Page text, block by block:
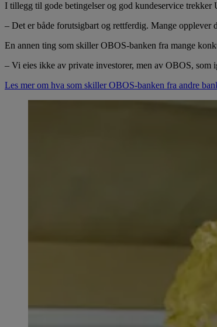
I tillegg til gode betingelser og god kundeservice
– Det er både forutsigbart og rettferdig. Mange opplever
En annen ting som skiller OBOS-banken fra mange
– Vi eies ikke av private investorer, men av OBOS, som
Les mer om hva som skiller OBOS-banken fra andre